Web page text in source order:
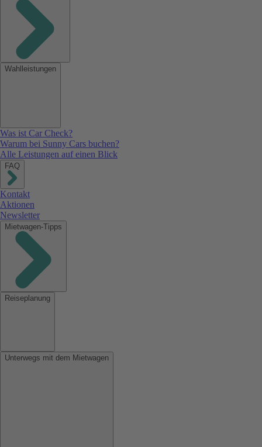
Wahlleistungen
Was ist Car Check?
Warum bei Sunny Cars buchen?
Alle Leistungen auf einen Blick
FAQ
Kontakt
Aktionen
Newsletter
Mietwagen-Tipps
Reiseplanung
Unterwegs mit dem Mietwagen